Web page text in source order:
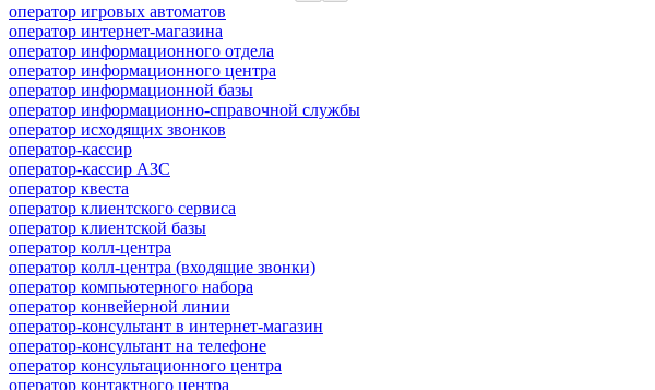
оператор игровых автоматов
оператор интернет-магазина
оператор информационного отдела
оператор информационного центра
оператор информационной базы
оператор информационно-справочной службы
оператор исходящих звонков
оператор-кассир
оператор-кассир АЗС
оператор квеста
оператор клиентского сервиса
оператор клиентской базы
оператор колл-центра
оператор колл-центра (входящие звонки)
оператор компьютерного набора
оператор конвейерной линии
оператор-консультант в интернет-магазин
оператор-консультант на телефоне
оператор консультационного центра
оператор контактного центра